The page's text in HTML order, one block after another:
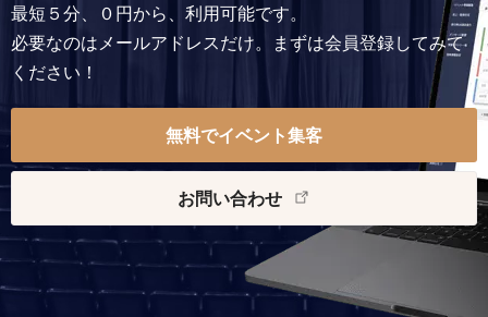
最短５分、０円から、利用可能です。
必要なのはメールアドレスだけ。まずは会員登録してみて
ください！
無料でイベント集客
お問い合わせ